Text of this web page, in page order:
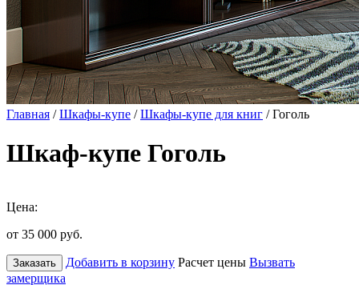
Главная /Шкафы-купе /Шкафы-купе для книг / Гоголь
Шкаф-купе Гоголь
Цена:
от 35 000 руб.
Заказать Добавить в корзину Расчет цены Вызвать
замерщика